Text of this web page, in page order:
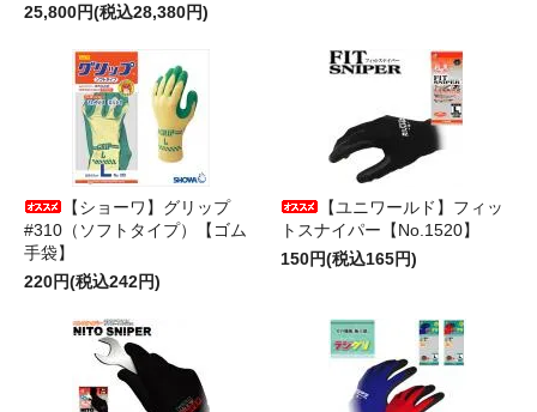
25,800円(税込28,380円)
【ショーワ】グリップ
#310（ソフトタイプ）【ゴム
手袋】
220円(税込242円)
【ユニワールド】フィッ
トスナイパー【No.1520】
150円(税込165円)